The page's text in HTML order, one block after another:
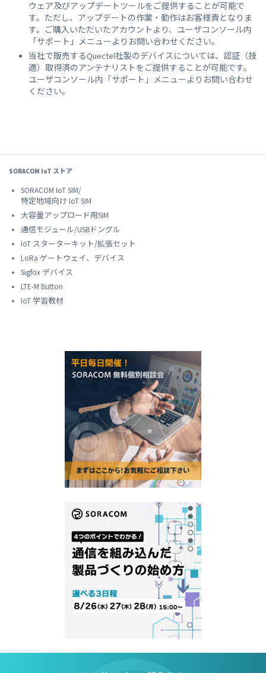
ウェア及びアップデートツールをご提供することが可能で
す。ただし、アップデートの作業・動作はお客様責となりま
す。ご購入いただいたアカウントより、ユーザコンソール内
「サポート」メニューよりお問い合わせください。
当社で販売するQuectel社製のデバイスについては、認証（技
適）取得済のアンテナリストをご提供することが可能です。
ユーザコンソール内「サポート」メニューよりお問い合わせ
ください。
SORACOM IoT ストア
SORACOM IoT SIM/
特定地域向け IoT SIM
大容量アップロード用SIM
通信モジュール/USBドングル
IoT スターターキット/拡張セット
LoRa ゲートウェイ、デバイス
Sigfox デバイス
LTE-M Button
IoT 学習教材